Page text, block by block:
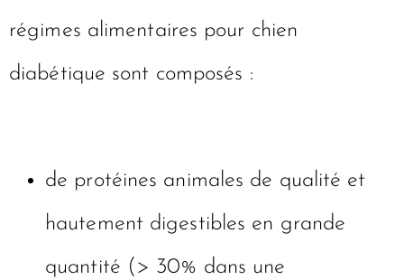
régimes alimentaires pour chien
diabétique sont composés :
de protéines animales de qualité et
hautement digestibles en grande
quantité (> 30% dans une